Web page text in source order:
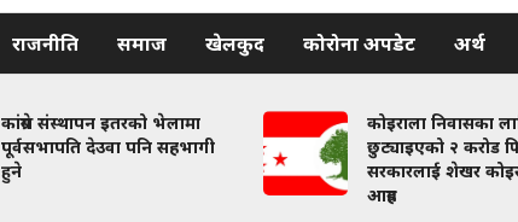
राजनीति समाज खेलकुद कोरोना अपडेट अर्थ
कांग्रेस संस्थापन इतरको भेलामा
पूर्वसभापति देउवा पनि सहभागी
हुने
कोइराला निवासका
छुट्याइएको २ करोड
सरकारलाई शेखर
आग्रह